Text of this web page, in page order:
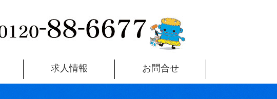
求人情報 お問合せ